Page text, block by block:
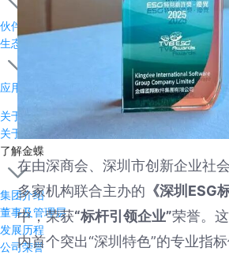
伙伴资质查询
生态产品
应用市场
关于金蝶
关于金蝶
了解金蝶
集团介绍
董事及管理层
发展历程
公司荣誉
在由深商会、深圳市创新企业社
多家机构联合主办的 《深圳ESG
中，荣获“标杆引领企业”荣誉。
内首个突出“深圳特色”的专业指